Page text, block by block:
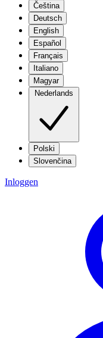
Čeština
Deutsch
English
Español
Français
Italiano
Magyar
Nederlands
Polski
Slovenčina
Inloggen